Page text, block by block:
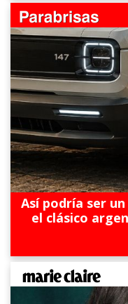
Así podría ser
el clásico